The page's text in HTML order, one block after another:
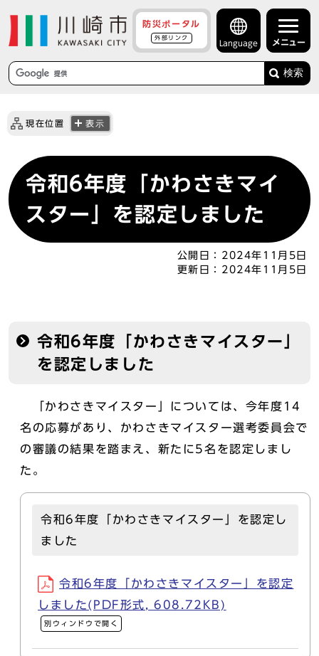
防災ポータル
外部リンク
Language メニュー
検索
現在位置 表示
令和6年度「かわさきマイ
スター」を認定しました
公開日： 2024年11月5日
更新日： 2024年11月5日
令和6年度「かわさきマイスター」
を認定しました
「かわさきマイスター」については、今年度14
名の応募があり、かわさきマイスター選考委員会で
の審議の結果を踏まえ、新たに5名を認定しまし
た。
令和6年度「かわさきマイスター」を認定し
ました
令和6年度「かわさきマイスター」を認定
しました(PDF形式, 608.72KB)
別ウィンドウで開く